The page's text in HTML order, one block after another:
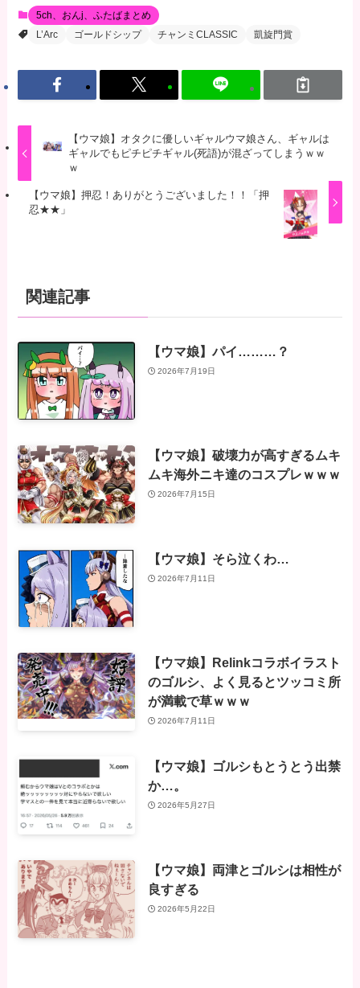
5ch、おんj、ふたばまとめ
L’Arc
ゴールドシップ チャンミCLASSIC 凱旋門賞
【ウマ娘】オタクに優しいギャルウマ娘さん、ギャルは
ギャルでもピチピチギャル(死語)が混ざってしまうｗｗ
ｗ
【ウマ娘】押忍！ありがとうございました！！「押
忍★★」
関連記事
【ウマ娘】パイ………？
2026年7月19日
【ウマ娘】破壊力が高すぎるムキ
ムキ海外ニキ達のコスプレｗｗｗ
2026年7月15日
【ウマ娘】そら泣くわ…
2026年7月11日
【ウマ娘】Relinkコラボイラスト
のゴルシ、よく見るとツッコミ所
が満載で草ｗｗｗ
2026年7月11日
【ウマ娘】ゴルシもとうとう出禁
か…。
2026年5月27日
【ウマ娘】両津とゴルシは相性が
良すぎる
2026年5月22日